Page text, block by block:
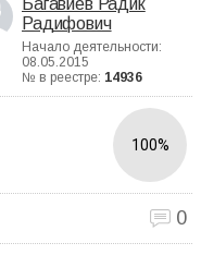
Багавиев Радик
Радифович
Начало деятельности:
08.05.2015
№ в реестре: 14936
100%
0